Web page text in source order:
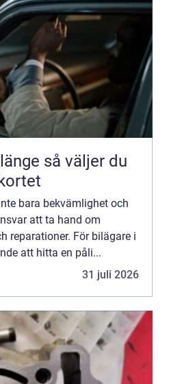
du
bara bekvämlighet och
att ta hand om
reparationer. För bilägare i
att hitta en påli...
31 juli 2026